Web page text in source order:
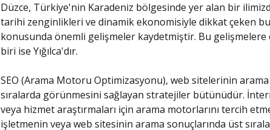
Düzce, Türkiye'nin Karadeniz bölgesinde yer alan bir
tarihi zenginlikleri ve dinamik ekonomisiyle dikkat çeken bu
konusunda önemli gelişmeler kaydetmiştir. Bu gelişmelere
biri ise Yığılca'dır.
SEO (Arama Motoru Optimizasyonu), web sitelerinin
sıralarda görünmesini sağlayan stratejiler bütünüdür.
veya hizmet araştırmaları için arama motorlarını tercih
işletmenin veya web sitesinin arama sonuçlarında üst